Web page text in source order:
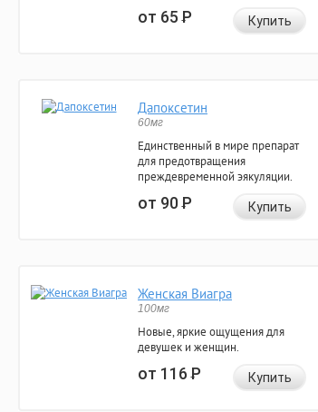
от 65Р Купить
Дапоксетин
60мг
Единственный в мире препарат
для предотвращения
преждевременной эякуляции.
от 90Р Купить
Женская Виагра
100мг
Новые, яркие ощущения для
девушек и женщин.
от 116Р Купить